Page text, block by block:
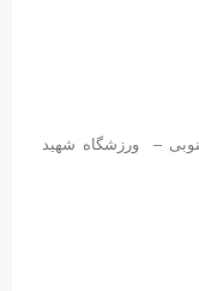
– ورزشگاه شهید